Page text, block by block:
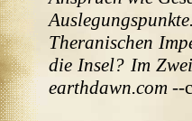
Theranischen
die Insel? Im
earthdawn.com --